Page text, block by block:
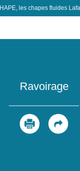
les chapes fluides
Ravoirage